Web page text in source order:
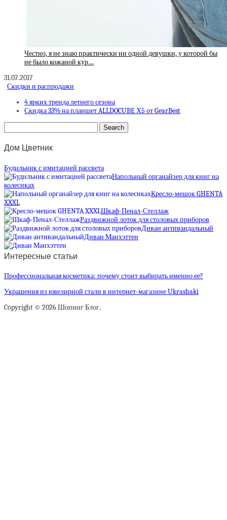
Честно, я не знаю практически ни одной девушки, у которой бы
не было кожаной кур…
31.07.2017
Скидки и распродажи
4 ярких тренда летнего сезона
Скидка 33% на планшет ALLDOCUBE Х5 от GearBest
Дом Цветник
Будильник с имитацией рассвета
Напольный органайзер для книг на
колесиках
Кресло-мешок GHENTA
XXXL
Шкаф-Пенал-Стеллаж
Раздвижной лоток для столовых приборов
Диван антивандальный
Диван Манхэттен
Интересные статьи
Профессиональная косметика: почему стоит выбирать именно ее?
Украшения из ювелирной стали в интернет-магазине Ukrashaki
Copyright © 2026 Шопинг Блог.